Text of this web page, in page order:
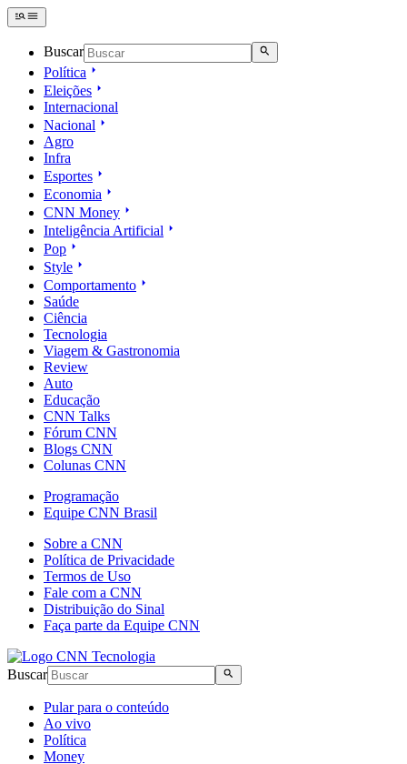
Buscar
Política
Eleições
Internacional
Nacional
Agro
Infra
Esportes
Economia
CNN Money
Inteligência Artificial
Pop
Style
Comportamento
Saúde
Ciência
Tecnologia
Viagem & Gastronomia
Review
Auto
Educação
CNN Talks
Fórum CNN
Blogs CNN
Colunas CNN
Programação
Equipe CNN Brasil
Sobre a CNN
Política de Privacidade
Termos de Uso
Fale com a CNN
Distribuição do Sinal
Faça parte da Equipe CNN
Buscar
Pular para o conteúdo
Ao vivo
Política
Money